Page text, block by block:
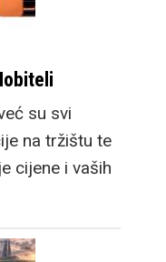
su svi
na tržištu te
cijene i vaših